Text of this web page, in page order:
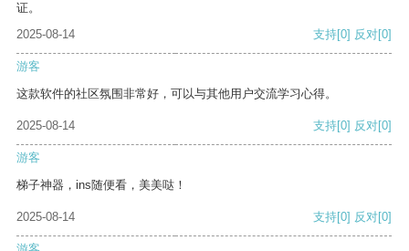
证。
2025-08-14
支持[0] 反对[0]
游客
这款软件的社区氛围非常好，可以与其他用户交流学习心得。
2025-08-14 支持[0] 反对[0]
游客
梯子神器，ins随便看，美美哒！
2025-08-14 支持[0] 反对[0]